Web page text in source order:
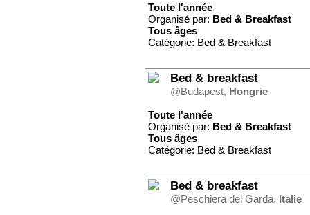
Toute l'année
Organisé par: Bed & Breakfast
Tous âges
Catégorie: Bed & Breakfast
Bed & breakfast
@Budapest, Hongrie
Toute l'année
Organisé par: Bed & Breakfast
Tous âges
Catégorie: Bed & Breakfast
Bed & breakfast
@Peschiera del Garda, Italie